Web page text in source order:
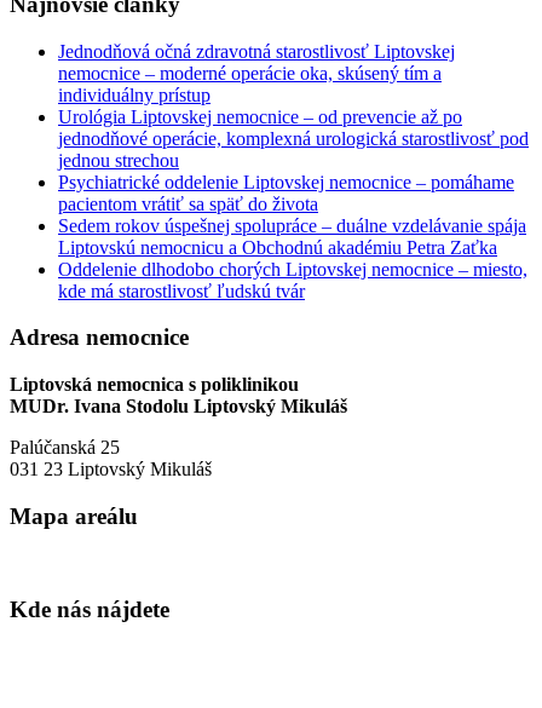
Jednodňová očná zdravotná starostlivosť Liptovskej
nemocnice – moderné operácie oka, skúsený tím a
individuálny prístup
Urológia Liptovskej nemocnice – od prevencie až po
jednodňové operácie, komplexná urologická starostlivosť pod
jednou strechou
Psychiatrické oddelenie Liptovskej nemocnice – pomáhame
pacientom vrátiť sa späť do života
Sedem rokov úspešnej spolupráce – duálne vzdelávanie spája
Liptovskú nemocnicu a Obchodnú akadémiu Petra Zaťka
Oddelenie dlhodobo chorých Liptovskej nemocnice – miesto,
kde má starostlivosť ľudskú tvár
Adresa nemocnice
Liptovská nemocnica s poliklinikou
MUDr. Ivana Stodolu Liptovský Mikuláš
Palúčanská 25
031 23 Liptovský Mikuláš
Mapa areálu
Kde nás nájdete